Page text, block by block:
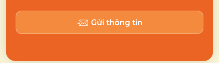
Gửi thông tin